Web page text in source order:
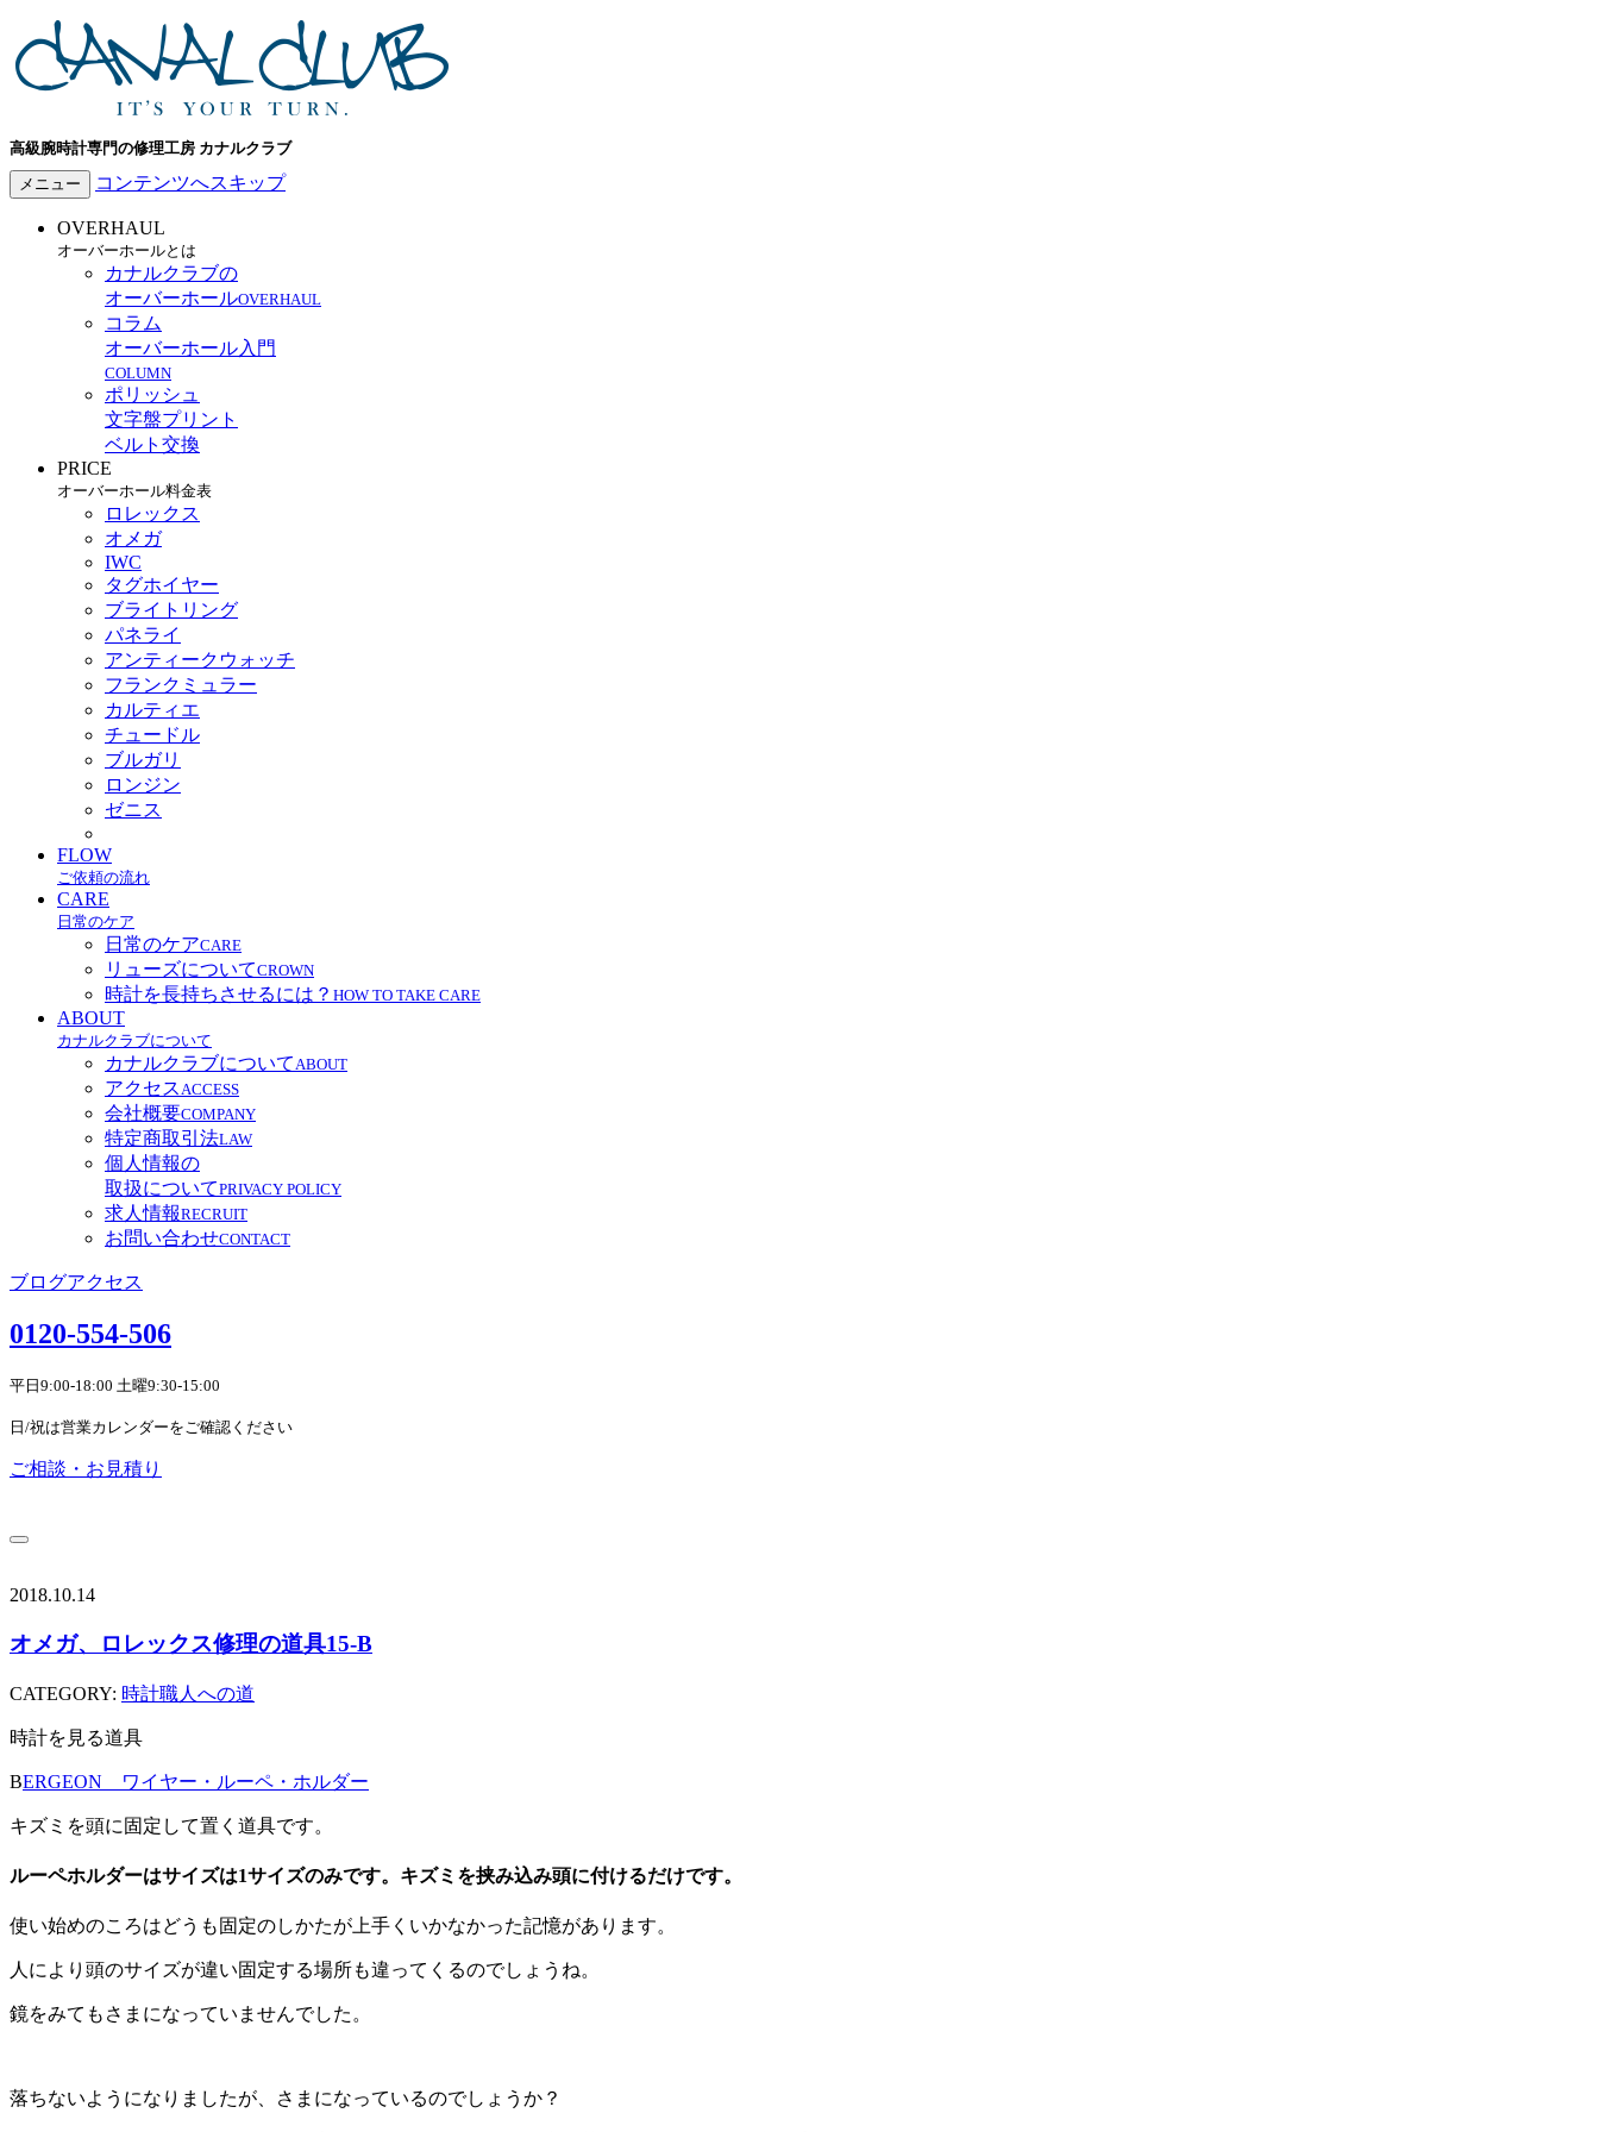
高級腕時計専門の修理工房 カナルクラブ
メニュー コンテンツへスキップ
OVERHAUL
オーバーホールとは
カナルクラブの
オーバーホールOVERHAUL
コラム
オーバーホール入門
COLUMN
ポリッシュ
文字盤プリント
ベルト交換
PRICE
オーバーホール料金表
ロレックス
オメガ
IWC
タグホイヤー
ブライトリング
パネライ
アンティークウォッチ
フランクミュラー
カルティエ
チュードル
ブルガリ
ロンジン
ゼニス
FLOW
ご依頼の流れ
CARE
日常のケア
日常のケアCARE
リューズについてCROWN
時計を長持ちさせるには？ HOW TO TAKE CARE
ABOUT
カナルクラブについて
カナルクラブについて ABOUT
アクセス ACCESS
会社概要COMPANY
特定商取引法LAW
個人情報の
取扱についてPRIVACY POLICY
求人情報RECRUIT
お問い合わせCONTACT
ブログアクセス
0120-554-506
平日9:00-18:00 土曜9:30-15:00
日/祝は営業カレンダーをご確認ください
ご相談・お見積り
2018.10.14
オメガ、ロレックス修理の道具15-B
CATEGORY: 時計職人への道
時計を見る道具
BERGEON ワイヤー・ルーペ・ホルダー
キズミを頭に固定して置く道具です。
ルーペホルダーはサイズは1サイズのみです。キズミを挟み込み頭に付けるだけです。
使い始めのころはどうも固定のしかたが上手くいかなかった記憶があります。
人により頭のサイズが違い固定する場所も違ってくるのでしょうね。
鏡をみてもさまになっていませんでした。
落ちないようになりましたが、さまになっているのでしょうか？